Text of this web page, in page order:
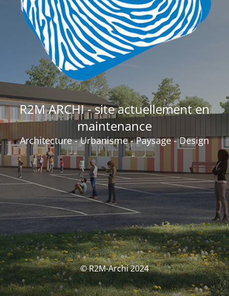
R2M ARCHI - site actuellement en
maintenance
Architecture - Urbanisme - Paysage - Design
© R2M-Archi 2024